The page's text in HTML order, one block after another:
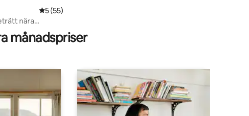
5 av 5 i genomsnittligt betyg, 55 omdömen
5 (55)
nära
månadspriser